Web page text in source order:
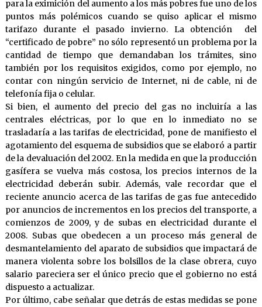
para la eximición del aumento a los más pobres fue uno de los
puntos más polémicos cuando se quiso aplicar el mismo
tarifazo durante el pasado invierno. La obtención del
“certificado de pobre” no sólo representó un problema por la
cantidad de tiempo que demandaban los trámites, sino
también por los requisitos exigidos, como por ejemplo, no
contar con ningún servicio de Internet, ni de cable, ni de
telefonía fija o celular.
Si bien, el aumento del precio del gas no incluiría a las
centrales eléctricas, por lo que en lo inmediato no se
trasladaría a las tarifas de electricidad, pone de manifiesto el
agotamiento del esquema de subsidios que se elaboró a partir
de la devaluación del 2002. En la medida en que la producción
gasífera se vuelva más costosa, los precios internos de la
electricidad deberán subir. Además, vale recordar que el
reciente anuncio acerca de las tarifas de gas fue antecedido
por anuncios de incrementos en los precios del transporte, a
comienzos de 2009, y de subas en electricidad durante el
2008. Subas que obedecen a un proceso más general de
desmantelamiento del aparato de subsidios que impactará de
manera violenta sobre los bolsillos de la clase obrera, cuyo
salario pareciera ser el único precio que el gobierno no está
dispuesto a actualizar.
Por último, cabe señalar que detrás de estas medidas se pone